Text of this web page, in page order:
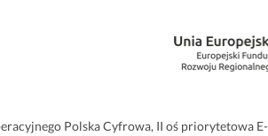
Polska Cyfrowa, II oś priorytetowa E-